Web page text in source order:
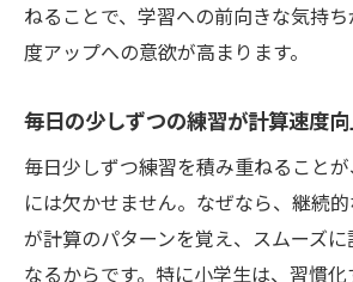
ねることで、学習への前向きな気持
度アップへの意欲が高まります。
毎日の少しずつの練習が計算速度
毎日少しずつ練習を積み重ねること
には欠かせません。なぜなら、継続
が計算のパターンを覚え、スムーズ
なるからです。特に小学生は、習慣